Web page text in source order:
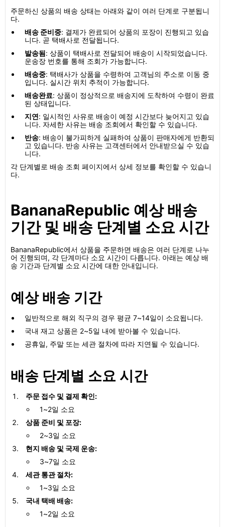
주문하신 상품의 배송 상태는 아래와 같이 여러 단계로 구분됩니
다.
배송 준비중: 결제가 완료되어 상품의 포장이 진행되고 있습
니다. 곧 택배사로 전달됩니다.
발송됨: 상품이 택배사로 전달되어 배송이 시작되었습니다.
운송장 번호를 통해 조회가 가능합니다.
배송중: 택배사가 상품을 수령하여 고객님의 주소로 이동 중
입니다. 실시간 위치 추적이 가능합니다.
배송완료: 상품이 정상적으로 배송지에 도착하여 수령이 완료
된 상태입니다.
지연: 일시적인 사유로 배송이 예정 시간보다 늦어지고 있습
니다. 자세한 사유는 배송 조회에서 확인할 수 있습니다.
반송: 배송이 불가피하게 실패하여 상품이 판매자에게 반환되
고 있습니다. 반송 사유는 고객센터에서 안내받으실 수 있습
니다.
각 단계별로 배송 조회 페이지에서 상세 정보를 확인할 수 있습니
다.
BananaRepublic 예상 배송
기간 및 배송 단계별 소요 시간
BananaRepublic에서 상품을 주문하면 배송은 여러 단계로 나누
어 진행되며, 각 단계마다 소요 시간이 다릅니다. 아래는 예상 배
송 기간과 단계별 소요 시간에 대한 안내입니다.
예상 배송 기간
일반적으로 해외 직구의 경우 평균 7~14일이 소요됩니다.
국내 재고 상품은 2~5일 내에 받아볼 수 있습니다.
공휴일, 주말 또는 세관 절차에 따라 지연될 수 있습니다.
배송 단계별 소요 시간
주문 접수 및 결제 확인:
1~2일 소요
상품 준비 및 포장:
2~3일 소요
현지 배송 및 국제 운송:
3~7일 소요
세관 통관 절차:
1~3일 소요
국내 택배 배송:
1~2일 소요